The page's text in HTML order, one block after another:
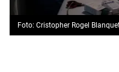
Foto: Cristopher Rogel